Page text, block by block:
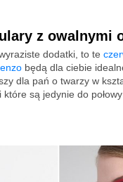
z owalnymi
dodatki, to te
będą dla ciebie
dla pań o twarzy w
są jedynie do połowy